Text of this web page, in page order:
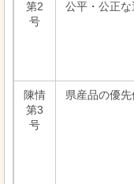
第2
号
公平・公正
陳情
第3
号
県産品の優先